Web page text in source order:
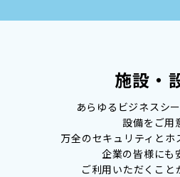
施設・
あらゆるビジネスシ
設備をご用
万全のセキュリティとホ
企業の皆様にも
ご利用いただくこと